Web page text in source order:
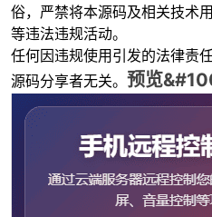
俗，严禁将本源码及相关技术
等违法违规活动。
任何因违规使用引发的法律责
源码分享者无关。 预览